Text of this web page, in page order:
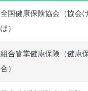
全国健康保険協会（協会
ぽ）
組合管掌健康保険（健康
合）